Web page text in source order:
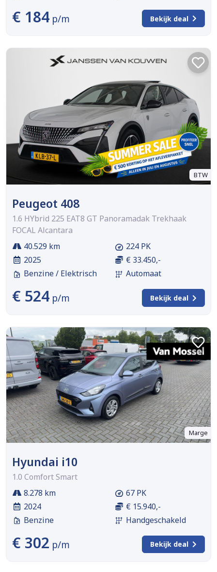
€ 184 p/m Bekijk deal
BTW
Peugeot 408
1.6 HYbrid 225 EAT8 GT Panoramadak Trekhaak
FOCAL Alcantara
40.529 km
2025
Benzine / Elektrisch
224 PK
€ 33.450,-
Automaat
€ 524 p/m Bekijk deal
Marge
Hyundai i10
1.0 Comfort Smart
8.278 km
2024
Benzine
67 PK
€ 15.940,-
Handgeschakeld
€ 302 p/m Bekijk deal